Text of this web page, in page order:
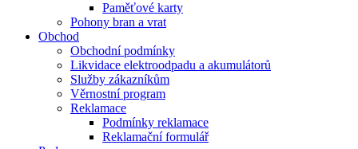
Paměťové karty
Pohony bran a vrat
Obchod
Obchodní podmínky
Likvidace elektroodpadu a akumulátorů
Služby zákazníkům
Věrnostní program
Reklamace
Podmínky reklamace
Reklamační formulář